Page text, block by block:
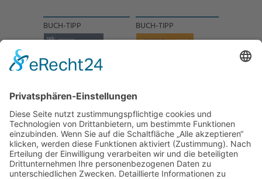
BUCH-TIPP BUCH-TIPP